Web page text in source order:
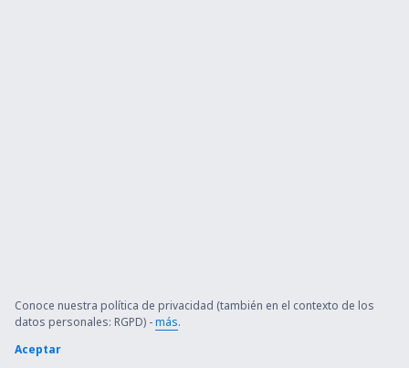
Conoce nuestra política de privacidad (también en el contexto de los
datos personales: RGPD) -más.
Aceptar